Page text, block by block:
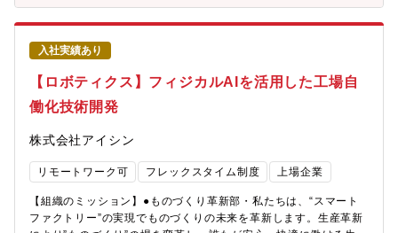
して経験ができる職場です。・自分のアイデアを具現化して開発
テーマ提案ができます。・グローバルで活躍ができます。【職務
内容】AGV・AMR、マテリアルハンドリングなどの工場設備の企
画、設計開発。国内外のグループ会社も含めた工場への導入支援
を担当。【具体的な業務内容】自社開発のAGV・AMR・設備ロボ
ット等のソフトウェアの開発業務を担当。自己位置推定および、
自律走行に関するアルゴリズムの設計・実装を行い、工場・物流
頂きます。また、工程設計部署と連携して、開発したものを自ら
工場に導入する業務に携わって頂きます。・C＃/C＋＋などプログ
ラミング言語・Linux、Windows、ROS環境でのソフトウェア開
同等の語学力があれば歓迎します）●業務での英語使用メール／
時々ある資料・文書読解／時々ある電話会議・商談／時々ある駐
入社実績あり
【ロボティクス】フィジカルAIを活用した工場自
働化技術開発
株式会社アイシン
リモートワーク可 フレックスタイム制度 上場企業
【組織のミッション】●ものづくり革新部・私たちは、“スマート
ファクトリー”の実現でものづくりの未来を革新します。生産革新